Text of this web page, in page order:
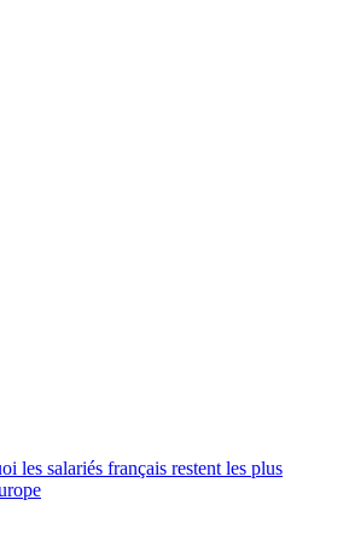
les salariés français restent les plus